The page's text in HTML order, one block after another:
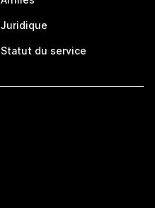
Juridique
Statut du service